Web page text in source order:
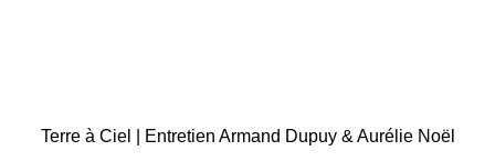
Terre à Ciel | Entretien Armand Dupuy & Aurélie Noël